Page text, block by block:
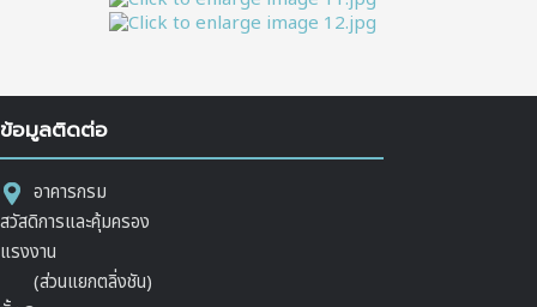
ข้อมูลติดต่อ
อาคารกรม
สวัสดิการและคุ้มครอง
แรงงาน
(ส่วนแยกตลิ่งชัน)